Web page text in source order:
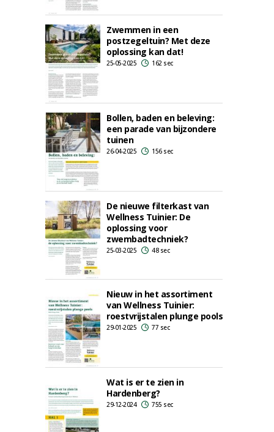
Zwemmen in een
postzegeltuin? Met deze
oplossing kan dat!
25-05-2025 162 sec
Bollen, baden en beleving:
een parade van bijzondere
tuinen
26-04-2025 156 sec
De nieuwe filterkast van
Wellness Tuinier: De
oplossing voor
zwembadtechniek?
25-03-2025 48 sec
Nieuw in het assortiment
van Wellness Tuinier:
roestvrijstalen plunge pools
29-01-2025 77 sec
Wat is er te zien in
Hardenberg?
29-12-2024 755 sec